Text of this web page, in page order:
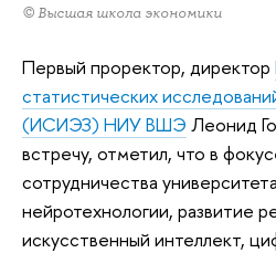
© Высшая школа экономики
Первый проректор, директор
статистических
(ИСИЭЗ) НИУ ВШЭ Леонид
встречу, отметил, что в
сотрудничества
нейротехнологии, развитие
искусственный интеллект,